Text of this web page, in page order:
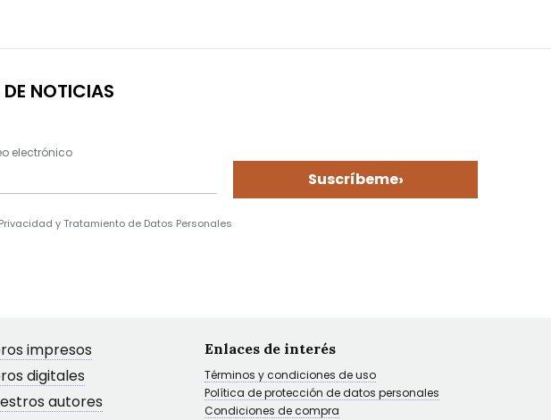
NOTICIAS
electrónico
Suscríbeme›
y Tratamiento de Datos Personales
impresos
digitales
autores
Enlaces de interés
Términos y condiciones de uso
Política de protección de datos personales
Condiciones de compra